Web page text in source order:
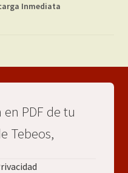
Inmediata
PDF de tu
Tebeos,